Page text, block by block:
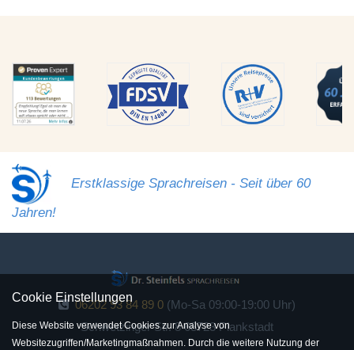
Cookie Einstellungen
Diese Website verwendet Cookies zur Analyse von
Websitezugriffen/Marketingmaßnahmen. Durch die weitere Nutzung der
Erstklassige Sprachreisen - Seit über 60
Jahren!
06202 93 84 89 0 (Mo-Sa 09:00-19:00 Uhr)
Schwetzinger Str. 8 68723 Plankstadt